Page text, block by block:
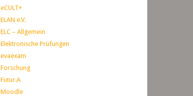
eCULT+
ELAN e.V.
ELC – Allgemein
Elektronische Prüfungen
evaexam
Forschung
Futur.A
Moodle